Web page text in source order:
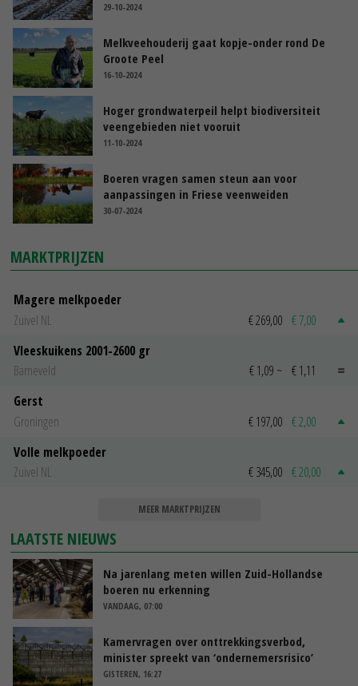
29-10-2024
Melkveehouderij gaat kopje-onder rond De
Groote Peel
16-10-2024
Hoger grondwaterpeil helpt biodiversiteit
veengebieden niet vooruit
11-10-2024
Boeren vragen samen steun aan voor
aanpassingen in Friese veenweiden
30-07-2024
MARKTPRIJZEN
Magere melkpoeder
Zuivel NL
€ 269,00 € 7,00
Vleeskuikens 2001-2600 gr
Barneveld
€ 1,09 ~ € 1,11
Gerst
Groningen
€ 197,00 € 2,00
Volle melkpoeder
Zuivel NL
€ 345,00 € 20,00
MEER MARKTPRIJZEN
LAATSTE NIEUWS
Na jarenlang meten willen Zuid-Hollandse
boeren nu erkenning
VANDAAG, 07:00
Kamervragen over onttrekkingsverbod,
minister spreekt van ‘ondernemersrisico’
GISTEREN, 16:27